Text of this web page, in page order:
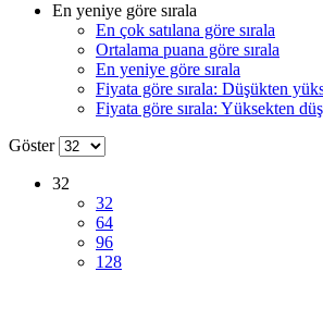
En yeniye göre sırala
En çok satılana göre sırala
Ortalama puana göre sırala
En yeniye göre sırala
Fiyata göre sırala: Düşükten
Fiyata göre sırala: Yüksekten
Göster
32
32
64
96
128